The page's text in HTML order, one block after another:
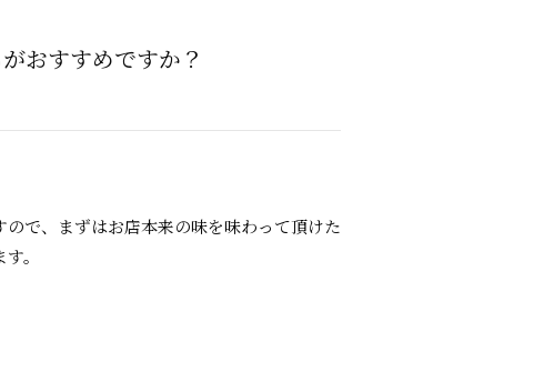
おすすめですか？
で、まずはお店本来の味を味わって頂けた
。